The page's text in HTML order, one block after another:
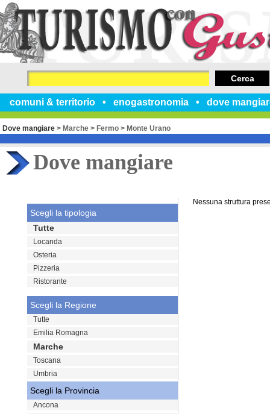
comuni & territorio enogastronomia dove
Cerca
Dove mangiare > Marche > Fermo > Monte Urano
Dove mangiare
Nessuna struttura
Scegli la tipologia
Tutte
Locanda
Osteria
Pizzeria
Ristorante
Scegli la Regione
Tutte
Emilia Romagna
Marche
Toscana
Umbria
Scegli la Provincia
Ancona